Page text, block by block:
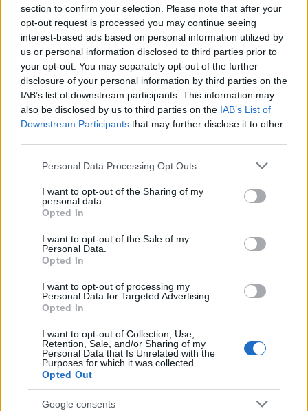
section to confirm your selection. Please note that after your
opt-out request is processed you may continue seeing
interest-based ads based on personal information utilized by
us or personal information disclosed to third parties prior to
your opt-out. You may separately opt-out of the further
disclosure of your personal information by third parties on the
IAB’s list of downstream participants. This information may
also be disclosed by us to third parties on the IAB’s List of
Downstream Participants that may further disclose it to other
Please note that this website/app uses one or more Google
not limited to your visit or usage behaviour. You may click to
grant or deny consent to Google and its third-party tags to
use your data for below specified purposes in below Google
consent section.
Personal Data Processing Opt Outs
I want to opt-out of the Sharing of my
personal data.
Opted In
I want to opt-out of the Sale of my
Personal Data.
Opted In
I want to opt-out of processing my
Personal Data for Targeted Advertising.
Opted In
I want to opt-out of Collection, Use,
Retention, Sale, and/or Sharing of my
Personal Data that Is Unrelated with the
Purposes for which it was collected.
Opted Out
Google consents
Ricevi le nostre ultime news
daGoogle News
Condividi l'articolo
F
ce
b
o
o
k
T
it
te
r
Pi
te
st
W
h
at
A
p
S
h
a
vigili del fuoco a Rudalza
Ristorante distrutto dalle fiamme a La